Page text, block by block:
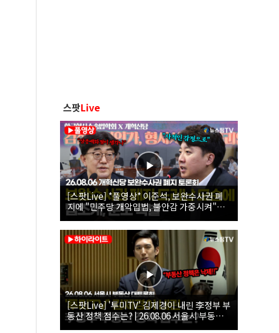
스팟Live
[스팟Live] *풀영상* 이준석, 보완수사권 폐
지에 "민주당 개악입법, 불안감 가중시켜"｜
26.08.06 개혁신당 보완수사권 폐지 토론회
[스팟Live] '투미TV' 김제경이 내린 李정부 부
동산 정책 점수는? | 26.08.06 서울시 부동산
대토론회